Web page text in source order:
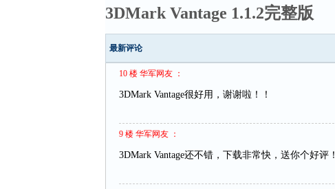
3DMark Vantage 1.1.2完整版
最新评论
10 楼 华军网友 ：
3DMark Vantage很好用，谢谢啦！！
9 楼 华军网友 ：
3DMark Vantage还不错，下载非常快，送你个好评！